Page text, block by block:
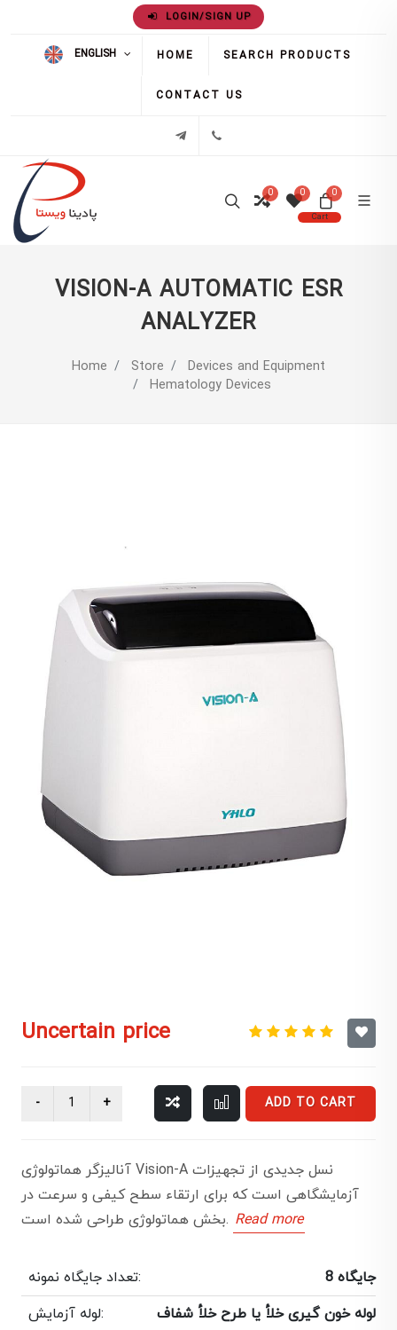
LOGIN/SIGN UP
ENGLISH HOME SEARCH PRODUCTS
CONTACT US
تلگرام
0 0
Cart
0
VISION-A AUTOMATIC ESR
ANALYZER
Home Store
Devices and Equipment
Hematology Devices
Uncertain price
ADD TO CART
آنالیزگر هماتولوژی Vision-A نسل جدیدی از تجهیزات
آزمایشگاهی است که برای ارتقاء سطح کیفی و سرعت در
بخش هماتولوژی طراحی شده است. Read more
تعداد جایگاه نمونه:
8 جایگاه
لوله آزمایش:
لوله خون گیری خلأ یا طرح خلأ شفاف